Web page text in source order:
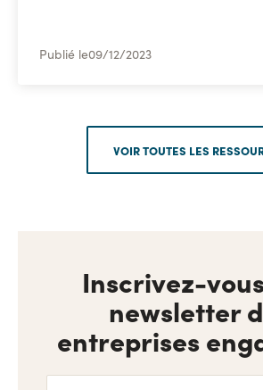
Publié le09/12/2023
VOIR TOUTES LES
Inscrivez-
newsletter
entreprises